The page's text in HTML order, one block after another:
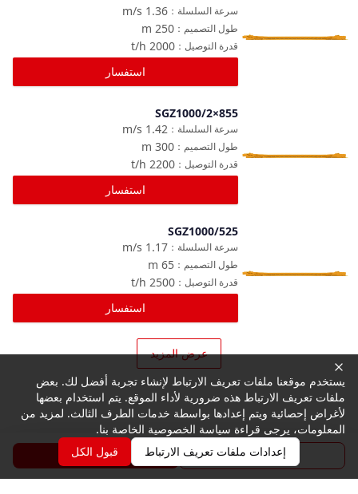
1.36
m/s سرعة السلسلة ：
250
m طول التصميم ：
2000
t/h قدرة التوصيل ：
استفسار
SGZ1000/2×855
1.42
m/s سرعة السلسلة ：
300
m طول التصميم ：
2200
t/h قدرة التوصيل ：
استفسار
SGZ1000/525
1.17
m/s سرعة السلسلة ：
65
m طول التصميم ：
2500
t/h قدرة التوصيل ：
استفسار
عرض المزيد
الكتيب استفسار
يستخدم موقعنا ملفات تعريف الارتباط لإنشاء تجربة أفضل لك. بعض
ملفات تعريف الارتباط هذه ضرورية لأداء الموقع. يتم استخدام بعضها
لأغراض إحصائية ويتم إعدادها بواسطة خدمات الطرف الثالث. لمزيد من
المعلومات، يرجى قراءة سياسة الخصوصية الخاصة بنا.
إعدادات ملفات تعريف الارتباط
قبول الكل